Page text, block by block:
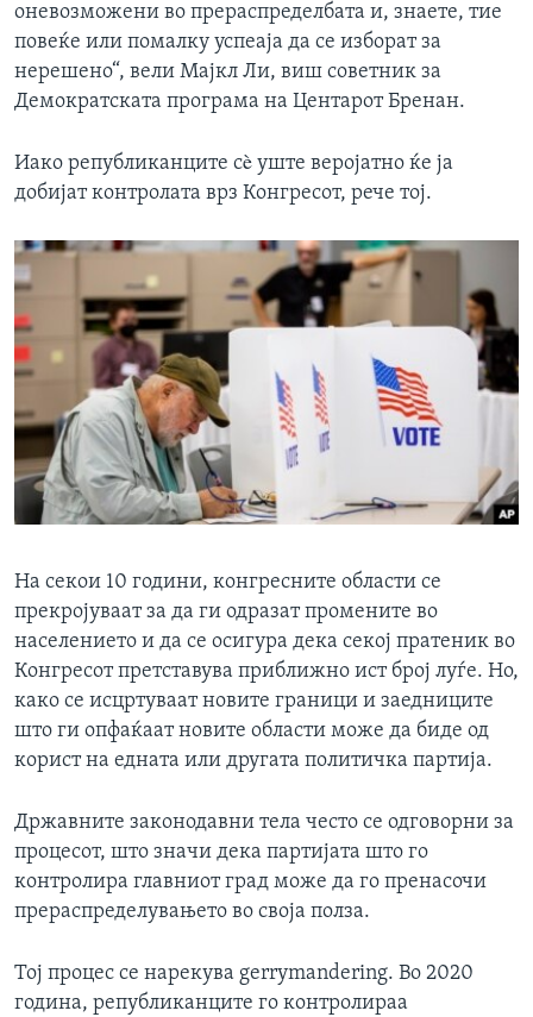
оневозможени во прераспределбата и, знаете, тие
повеќе или помалку успеаја да се изборат за
нерешено“, вели Мајкл Ли, виш советник за
Демократската програма на Центарот Бренан.
Иако републиканците сè уште веројатно ќе ја
добијат контролата врз Конгресот, рече тој.
На секои 10 години, конгресните области се
прекројуваат за да ги одразат промените во
населението и да се осигура дека секој пратеник во
Конгресот претставува приближно ист број луѓе. Но,
како се исцртуваат новите граници и заедниците
што ги опфаќаат новите области може да биде од
корист на едната или другата политичка партија.
Државните законодавни тела често се одговорни за
процесот, што значи дека партијата што го
контролира главниот град може да го пренасочи
прераспределувањето во своја полза.
Тој процес се нарекува gerrymandering. Во 2020
година, републиканците го контролираа